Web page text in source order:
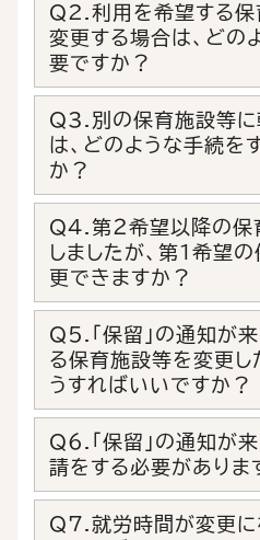
Q2.利用を希望する保
変更する場合は、どの
要ですか？
Q3.別の保育施設等に
は、どのような手続を
か？
Q4.第２希望以降の保
しましたが、第１希望
更できますか？
Q5.「保留」の通知が
る保育施設等を変更し
うすればいいですか？
Q6.「保留」の通知が
請をする必要がありま
Q7.就労時間が変更に